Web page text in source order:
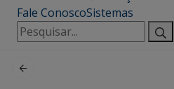
Fale ConoscoSistemas
Pesquisar
por: